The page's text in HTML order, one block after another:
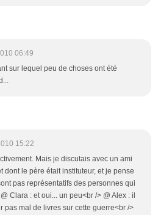
06:49
sur lequel peu de choses ont été
15:22
Mais je discutais avec un ami
dont le père était instituteur, et je pense
pas représentatifs des personnes qui
Clara : et oui... un peu<br /> @ Alex : il
pas mal de livres sur cette guerre<br />